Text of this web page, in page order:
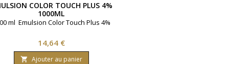
COLOR TOUCH PLUS 4%
1000ML
ml Emulsion Color Touch Plus 4%
Prix
14,64 €
 Ajouter au panier